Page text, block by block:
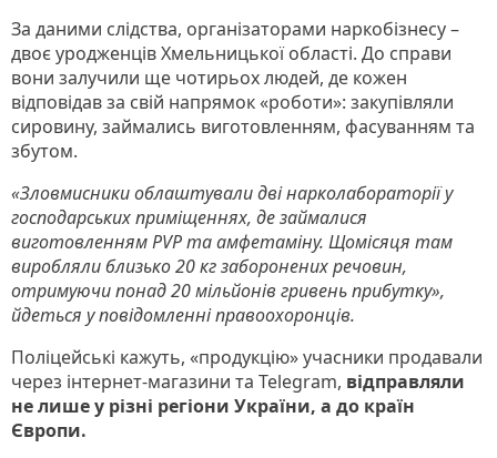
За даними слідства, організаторами наркобізнесу –
двоє уродженців Хмельницької області. До справи
вони залучили ще чотирьох людей, де кожен
відповідав за свій напрямок «роботи»: закупівляли
сировину, займались виготовленням, фасуванням та
збутом.
«Зловмисники облаштували дві нарколабораторії у
господарських приміщеннях, де займалися
виготовленням PVP та амфетаміну. Щомісяця там
виробляли близько 20 кг заборонених речовин,
отримуючи понад 20 мільйонів гривень прибутку»,
йдеться у повідомленні правоохоронців.
Поліцейські кажуть, «продукцію» учасники продавали
через інтернет-магазини та Telegram, відправляли
не лише у різні регіони України, а до країн
Європи.